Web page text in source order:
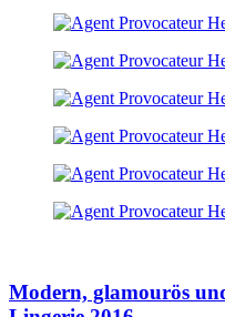
Modern, glamourös